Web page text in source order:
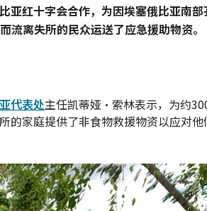
亚红十字会合作，为因埃塞俄比亚南部
流离失所的民众运送了应急援助物资。
代表处主任凯蒂娅·索林表示，为约
的家庭提供了非食物救援物资以应对